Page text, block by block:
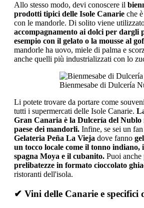
Allo stesso modo, devi conoscere il
prodotti tipici delle Isole Canarie che
con le mandorle. Di solito viene
accompagnamento ai dolci per dargli
esempio con il gelato o la mousse al
mandorle ha uovo, miele di palma e
anche quelli più industrializzati con lo
Bienmesabe di Dulcería
Li potete trovare da portare come
tutti i supermercati delle Isole Canarie.
Gran Canaria è la Dulcería del Nublo
paese dei mandorli. Infine, se sei un
Gelateria Peña La Vieja dove fanno
un tocco locale come il tonno indiano,
spagna Moya e il cubanito. Puoi
prelibatezze in formato cioccolato
ristoranti dell'isola.
✔ Vini delle Canarie e specifici